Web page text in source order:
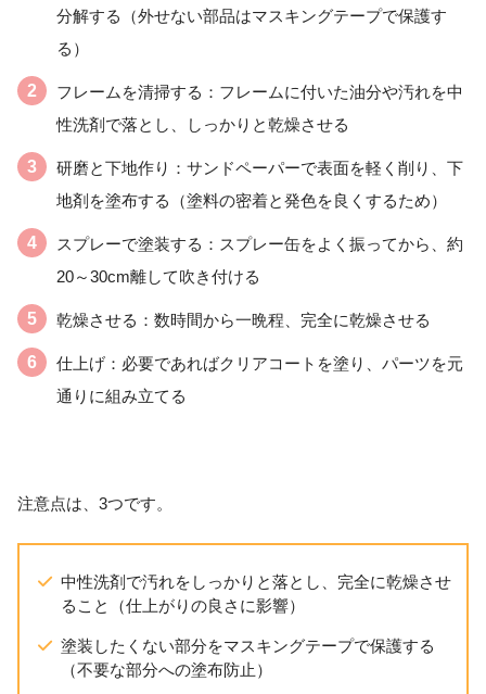
分解する（外せない部品はマスキングテープで保護す
る）
フレームを清掃する：フレームに付いた油分や汚れを中
性洗剤で落とし、しっかりと乾燥させる
研磨と下地作り：サンドペーパーで表面を軽く削り、下
地剤を塗布する（塗料の密着と発色を良くするため）
スプレーで塗装する：スプレー缶をよく振ってから、約
20～30cm離して吹き付ける
乾燥させる：数時間から一晩程、完全に乾燥させる
仕上げ：必要であればクリアコートを塗り、パーツを元
通りに組み立てる
注意点は、3つです。
中性洗剤で汚れをしっかりと落とし、完全に乾燥させ
ること（仕上がりの良さに影響）
塗装したくない部分をマスキングテープで保護する
（不要な部分への塗布防止）